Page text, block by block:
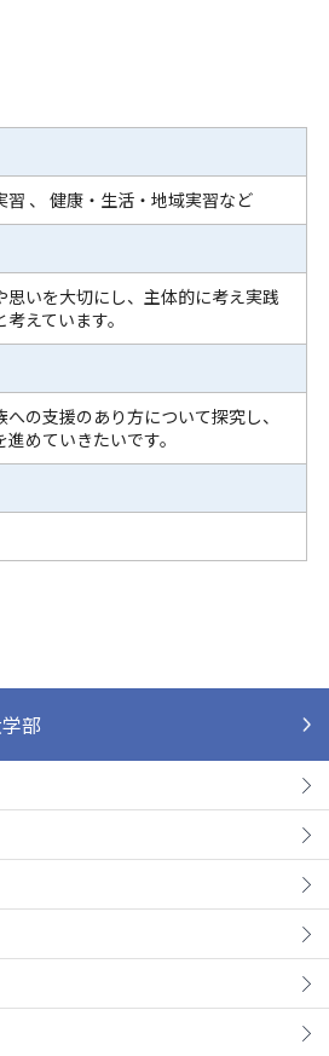
、 健康・生活・地域実習など
いを大切にし、主体的に考え実践
えています。
の支援のあり方について探究し、
めていきたいです。
部